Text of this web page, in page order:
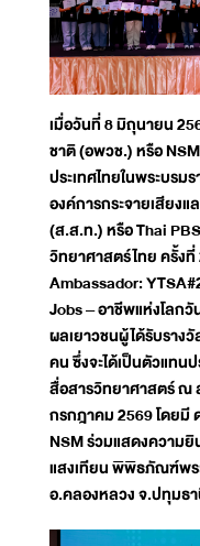
เมื่อวันที่ 8 มิถุนายน
ชาติ (อพวช.) หรือ
ประเทศไทยในพระบรม
องค์การกระจายเสียง
(ส.ส.ท.) หรือ Thai
วิทยาศาสตร์ไทย ครั้ง
Ambassador:
Jobs – อาชีพแห่งโลก
ผลเยาวชนผู้ได้รับราง
คน ซึ่งจะได้เป็นตัวแทน
สื่อสารวิทยาศาสตร์ ณ
กรกฎาคม 2569 โดยมี
NSM ร่วมแสดงความ
แสงเทียน พิพิธภัณฑ์พร
อ.คลองหลวง จ.ปทุมธ